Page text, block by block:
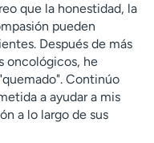
que la honestidad, la
pueden
Después de más
oncológicos, he
Continúo
a ayudar a mis
a lo largo de sus